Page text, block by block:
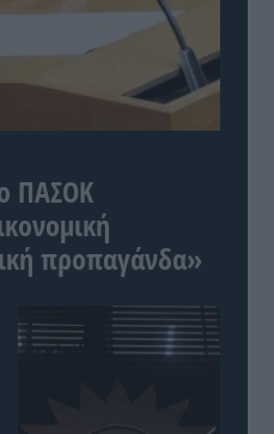
ΠΑΣΟΚ
προπαγάνδα»